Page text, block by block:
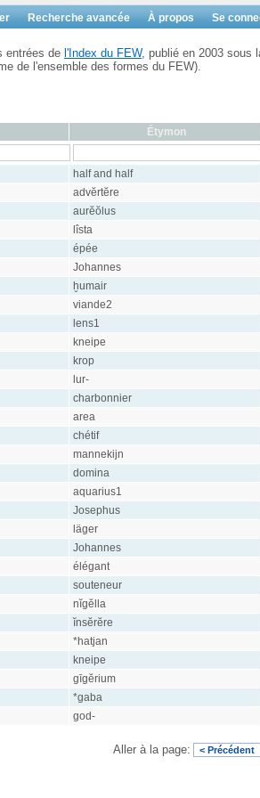
Recherche avancée À propos Se
entrées de l'Index du FEW, publié en 2003 sous
de l'ensemble des formes du FEW).
Étymon
half and half
advĕrtĕre
aurĕŏlus
lîsta
épée
Johannes
ḫumair
viande2
lens1
kneipe
krop
lur-
charbonnier
area
chétif
mannekijn
domina
aquarius1
Josephus
läger
Johannes
élégant
souteneur
nĭgĕlla
ĭnsĕrĕre
*hatjan
kneipe
gīgĕrium
*gaba
god-
Aller à la page: < Précédent